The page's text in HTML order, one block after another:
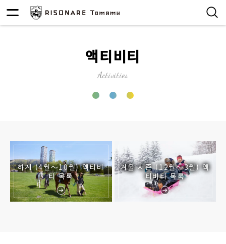
액티비티
Activities
하계 (4월～10월) 액티비
티 목록
겨울 시즌 (12월～3월) 액
티비티 목록